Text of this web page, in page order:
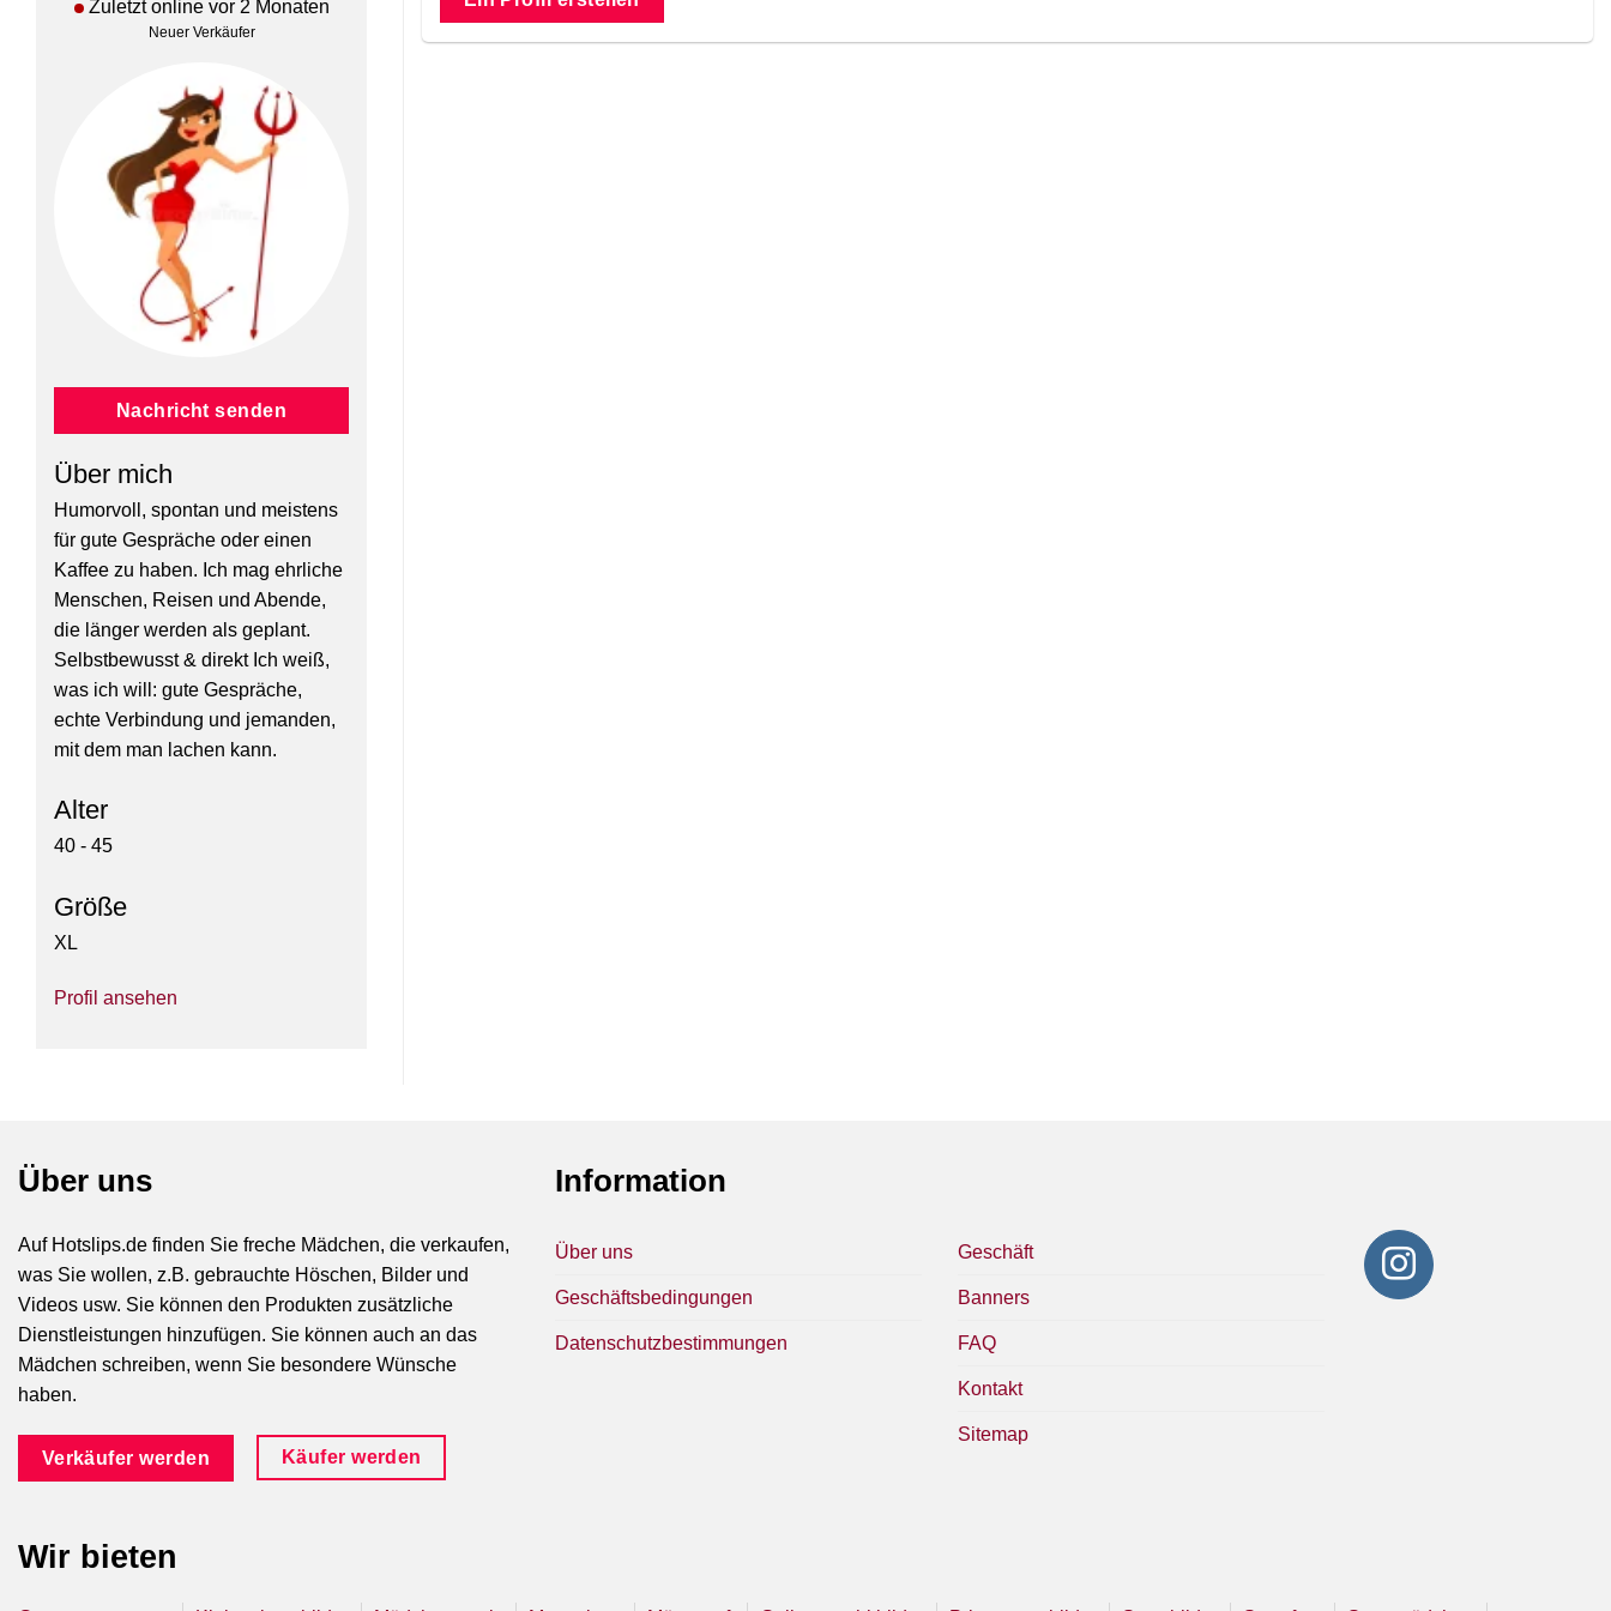
Zuletzt online vor 2 Monaten
Neuer Verkäufer
Nachricht senden
Über mich
Humorvoll, spontan und meistens
für gute Gespräche oder einen
Kaffee zu haben. Ich mag ehrliche
Menschen, Reisen und Abende,
die länger werden als geplant.
Selbstbewusst & direkt Ich weiß,
was ich will: gute Gespräche,
echte Verbindung und jemanden,
mit dem man lachen kann.
Alter
40 - 45
Größe
XL
Profil ansehen
Über uns
Auf Hotslips.de finden Sie freche Mädchen, die verkaufen,
was Sie wollen, z.B. gebrauchte Höschen, Bilder und
Videos usw. Sie können den Produkten zusätzliche
Dienstleistungen hinzufügen. Sie können auch an das
Mädchen schreiben, wenn Sie besondere Wünsche
haben.
Verkäufer werden Käufer werden
Information
Über uns
Geschäftsbedingungen
Datenschutzbestimmungen
Geschäft
Banners
FAQ
Kontakt
Sitemap
Wir bieten